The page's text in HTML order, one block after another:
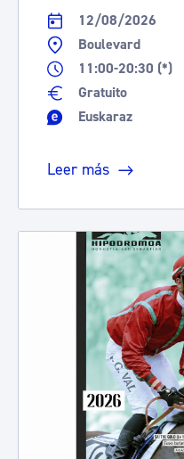
12/08/2026
Boulevard
11:00-20:30 (*)
Gratuito
Euskaraz
Leer más